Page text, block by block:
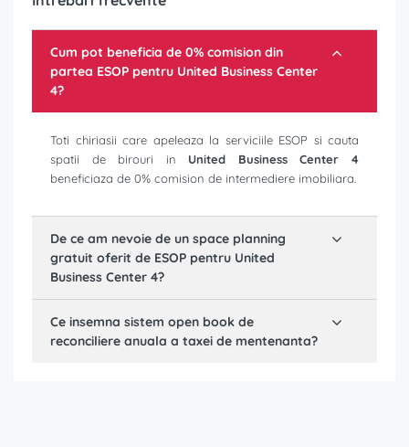
Cum pot beneficia de 0% comision din
partea ESOP pentru United Business Center
4?
Toti chiriasii care apeleaza la serviciile ESOP si cauta
spatii de birouri in United Business Center 4
beneficiaza de 0% comision de intermediere imobiliara.
De ce am nevoie de un space planning
gratuit oferit de ESOP pentru United
Business Center 4?
Ce insemna sistem open book de
reconciliere anuala a taxei de mentenanta?